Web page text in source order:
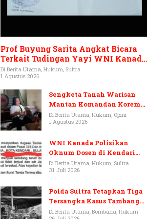
Prof Buyung Sarita Angkat Bicara
Terkait Tudingan Yayi WNI Kanada
Ditagih Utang Rp3,6 Miliar
Di Berita Utama, Hukum, Sultra
1 Agustus 2026
Sengketa Tanah Warisan
Mantan Komandan Korem
143/HO, Ketika Warisan
Menjadi Arena Pemerasan
Di Berita Utama, Hukum, Opini
1 Agustus 2026
WNI Kanada Polisikan
Oknum Dosen di Kendari
Terkait Aset Puluhan Miliar
Di Berita Utama, Hukum, Sultra
31 Juli 2026
Polda Sultra Tetapkan Tiga
Tersangka Kasus Tambang
Emas Ilegal di Bombana
Di Berita Utama, Bombana, Hukum